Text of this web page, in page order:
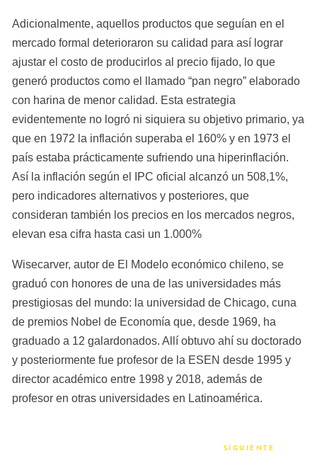
Adicionalmente, aquellos productos que seguían en el
mercado formal deterioraron su calidad para así lograr
ajustar el costo de producirlos al precio fijado, lo que
generó productos como el llamado “pan negro” elaborado
con harina de menor calidad. Esta estrategia
evidentemente no logró ni siquiera su objetivo primario, ya
que en 1972 la inflación superaba el 160% y en 1973 el
país estaba prácticamente sufriendo una hiperinflación.
Así la inflación según el IPC oficial alcanzó un 508,1%,
pero indicadores alternativos y posteriores, que
consideran también los precios en los mercados negros,
elevan esa cifra hasta casi un 1.000%
Wisecarver, autor de El Modelo económico chileno, se
graduó con honores de una de las universidades más
prestigiosas del mundo: la universidad de Chicago, cuna
de premios Nobel de Economía que, desde 1969, ha
graduado a 12 galardonados. Allí obtuvo ahí su doctorado
y posteriormente fue profesor de la ESEN desde 1995 y
director académico entre 1998 y 2018, además de
profesor en otras universidades en Latinoamérica.
SIGUIENTE